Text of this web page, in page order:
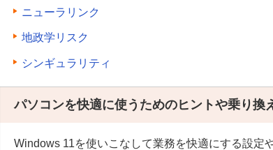
ニューラリンク
地政学リスク
シンギュラリティ
パソコンを快適に使うためのヒントや乗り換
Windows 11を使いこなして業務を快適にする設定